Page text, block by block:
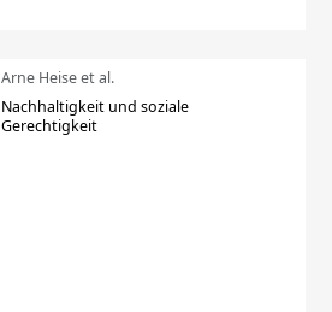
Arne Heise et al.
Nachhaltigkeit und soziale
Gerechtigkeit